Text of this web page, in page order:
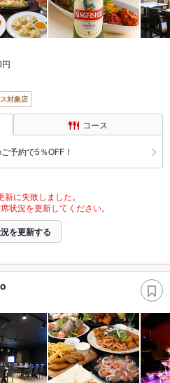
対象店
コース
予約で5％OFF！
に失敗しました。
状況を更新してください。
を更新する